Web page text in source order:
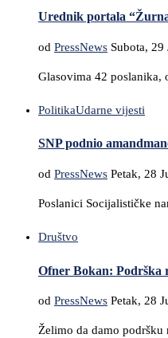
Urednik portala
od PressNews Subota, 29
Glasovima 42 poslanika,
PolitikaUdarne vijesti
SNP podnio
od PressNews Petak, 28
Poslanici Socijalističke
Društvo
Ofner Bokan: Podrška
od PressNews Petak, 28
Želimo da damo podršku